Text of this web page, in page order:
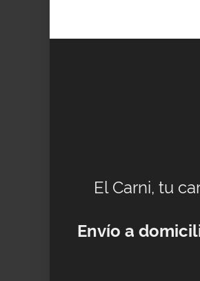
El Carni, tu
Envío a